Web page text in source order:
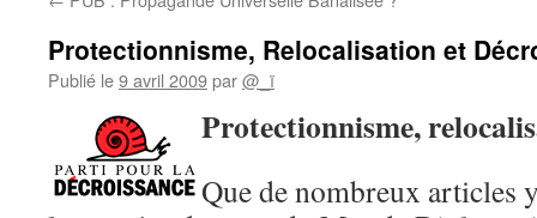
Protectionnisme, Relocalisation et
Publié le9 avril 2009par@_ï
Protectionnisme,
Que de nombreux articles